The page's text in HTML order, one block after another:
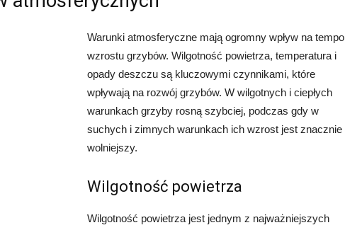
Warunki atmosferyczne mają ogromny wpływ na tempo
wzrostu grzybów. Wilgotność powietrza, temperatura i
opady deszczu są kluczowymi czynnikami, które
wpływają na rozwój grzybów. W wilgotnych i ciepłych
warunkach grzyby rosną szybciej, podczas gdy w
suchych i zimnych warunkach ich wzrost jest znacznie
wolniejszy.
Wilgotność powietrza
Wilgotność powietrza jest jednym z najważniejszych